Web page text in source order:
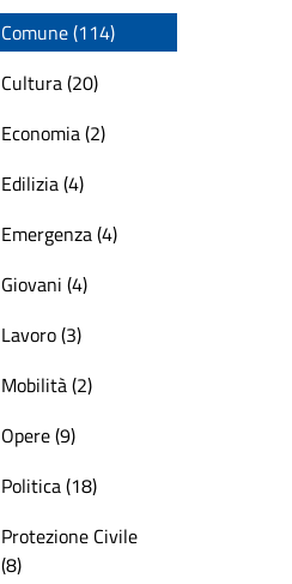
Comune (114)
Cultura (20)
Economia (2)
Edilizia (4)
Emergenza (4)
Giovani (4)
Lavoro (3)
Mobilità (2)
Opere (9)
Politica (18)
Protezione Civile
(8)